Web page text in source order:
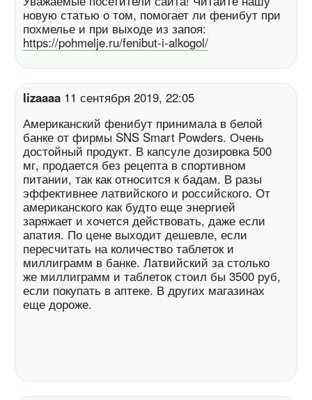
новую статью о том, помогает ли фенибут при
похмелье и при выходе из запоя:
https://pohmelje.ru/fenibut-i-alkogol/
lizaaaa 11 сентября 2019, 22:05
Американский фенибут принимала в белой
банке от фирмы SNS Smart Powders. Очень
достойный продукт. В капсуле дозировка 500
мг, продается без рецепта в спортивном
питании, так как относится к бадам. В разы
эффективнее латвийского и российского. От
американского как будто еще энергией
заряжает и хочется действовать, даже если
апатия. По цене выходит дешевле, если
пересчитать на количество таблеток и
миллиграмм в банке. Латвийский за столько
же миллиграмм и таблеток стоил бы 3500 руб,
если покупать в аптеке. В других магазинах
еще дороже.